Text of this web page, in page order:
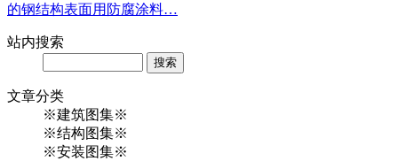
的钢结构表面用防腐涂料…
站内搜索
文章分类
※建筑图集※
※结构图集※
※安装图集※